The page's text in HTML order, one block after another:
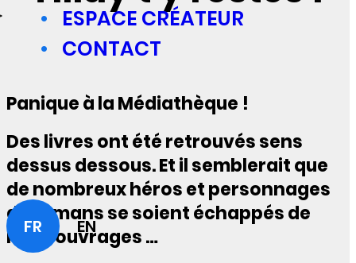
ESPACE CRÉATEUR
CONTACT
FR EN
Panique à la Médiathèque !
Des livres ont été retrouvés sens
dessus dessous. Et il semblerait que
de nombreux héros et personnages
de romans se soient échappés de
leurs ouvrages …